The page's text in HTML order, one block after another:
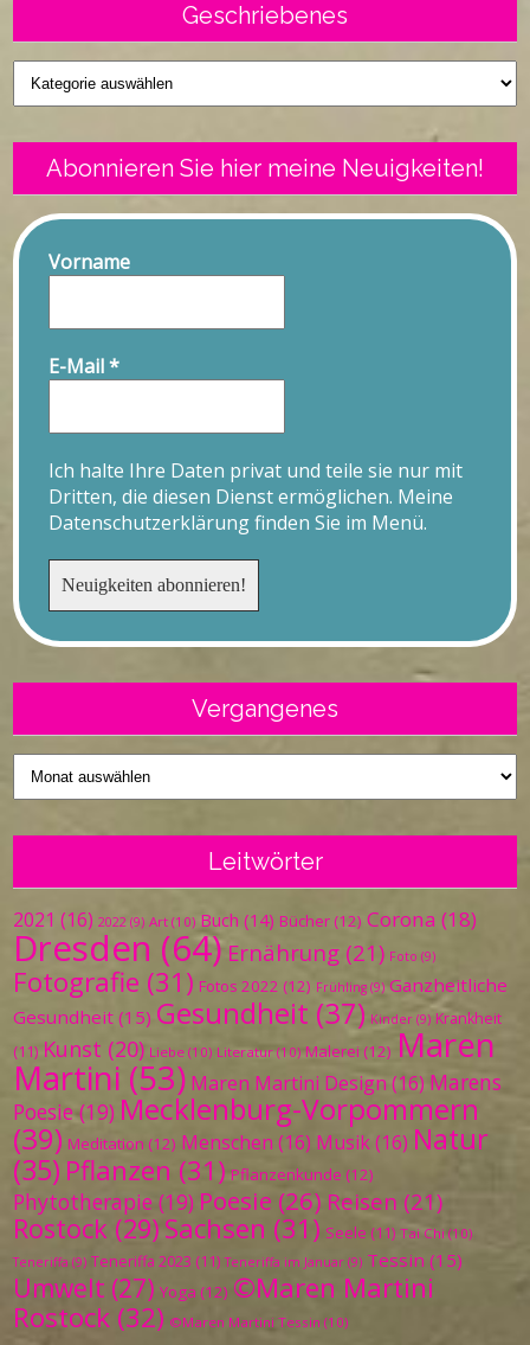
Geschriebenes
Geschriebenes
Abonnieren Sie hier meine Neuigkeiten!
Vorname
E-Mail*
Ich halte Ihre Daten privat und teile sie nur mit
Dritten, die diesen Dienst ermöglichen. Meine
Datenschutzerklärung finden Sie im Menü.
Vergangenes
Vergangenes
Leitwörter
2021 (16) 2022 (9) Art (10) Buch (14) Bücher (12) Corona (18)
Dresden (64) Ernährung (21) Foto (9)
Fotografie (31) Fotos 2022 (12) Frühling (9) Ganzheitliche
Gesundheit (15) Gesundheit (37) Kinder (9) Krankheit
(11) Kunst (20) Liebe (10) Literatur (10) Malerei (12) Maren
Martini (53) Maren Martini Design (16) Marens
Poesie(19) Mecklenburg-Vorpommern
(39) Meditation (12) Menschen (16) Musik(16) Natur
(35) Pflanzen (31) Pflanzenkunde (12)
Phytotherapie (19) Poesie (26) Reisen (21)
Rostock (29) Sachsen (31) Seele (11) Tai Chi (10)
Teneriffa (9) Teneriffa 2023 (11) Teneriffa im Januar (9) Tessin (15)
Umwelt (27) Yoga (12) ©Maren Martini
Rostock (32) ©Maren Martini Tessin (10)